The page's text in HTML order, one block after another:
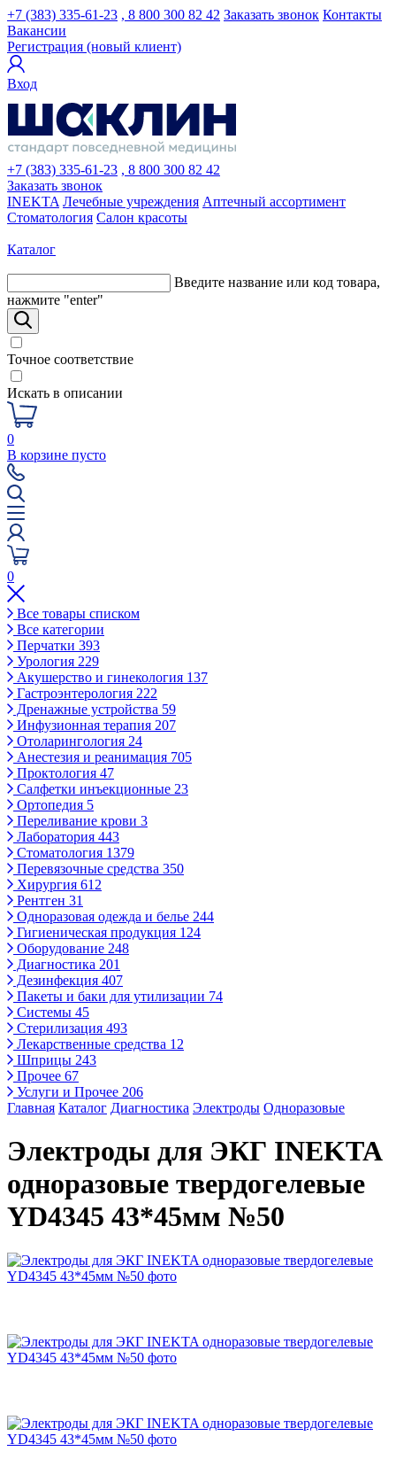
+7 (383) 335-61-23 , 8 800 300 82 42 Заказать звонок Контакты
Вакансии
Регистрация (новый клиент)
Вход
+7 (383) 335-61-23 , 8 800 300 82 42
Заказать звонок
INEKTA Лечебные учреждения Аптечный ассортимент
Стоматология Салон красоты
Каталог
Введите название или код товара,
нажмите "enter"
Точное соответствие
Искать в описании
0
В корзине пусто
0
Все товары списком
Все категории
Перчатки 393
Урология 229
Акушерство и гинекология 137
Гастроэнтерология 222
Дренажные устройства 59
Инфузионная терапия 207
Отоларингология 24
Анестезия и реанимация 705
Проктология 47
Салфетки инъекционные 23
Ортопедия 5
Переливание крови 3
Лаборатория 443
Стоматология 1379
Перевязочные средства 350
Хирургия 612
Рентген 31
Одноразовая одежда и белье 244
Гигиеническая продукция 124
Оборудование 248
Диагностика 201
Дезинфекция 407
Пакеты и баки для утилизации 74
Системы 45
Стерилизация 493
Лекарственные средства 12
Шприцы 243
Прочее 67
Услуги и Прочее 206
Главная Каталог Диагностика Электроды Одноразовые
Электроды для ЭКГ INEKTA
одноразовые твердогелевые
YD4345 43*45мм №50